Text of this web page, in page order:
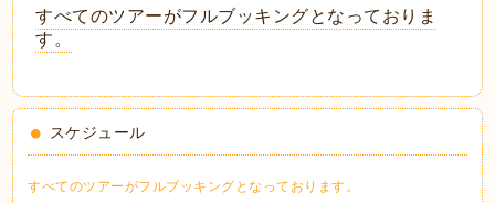
すべてのツアーがフルブッキングとなっておりま
す。
スケジュール
すべてのツアーがフルブッキングとなっております。